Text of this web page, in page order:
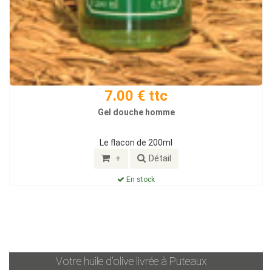
7.00 € ttc
Gel douche homme
Le flacon de 200ml
+ Détail
En stock
Votre huile d'olive livrée à Puteaux